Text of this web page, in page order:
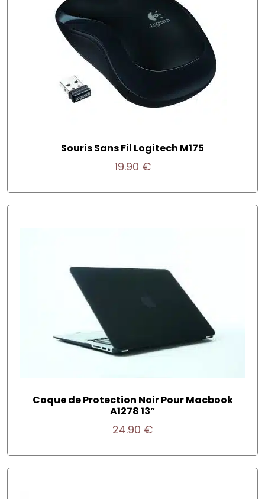
Souris Sans Fil Logitech M175
19.90 €
Coque de Protection Noir Pour Macbook
A1278 13″
24.90 €